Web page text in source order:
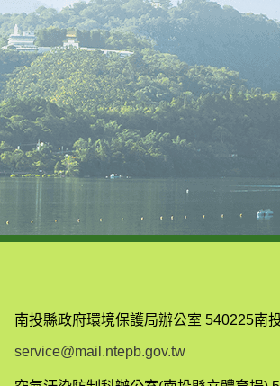
南投縣政府環境保護局辦公室 540225南
service@mail.ntepb.gov.tw